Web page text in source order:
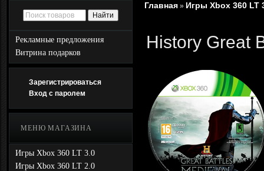
Рекламные предложения
Витрина подарков
Зарегистрироваться
Вход с паролем
МЕНЮ МАГАЗИНА
Игры Xbox 360 LT 3.0
Игры Xbox 360 LT 2.0
Главная » Игры Xbox 360 LT
History Great